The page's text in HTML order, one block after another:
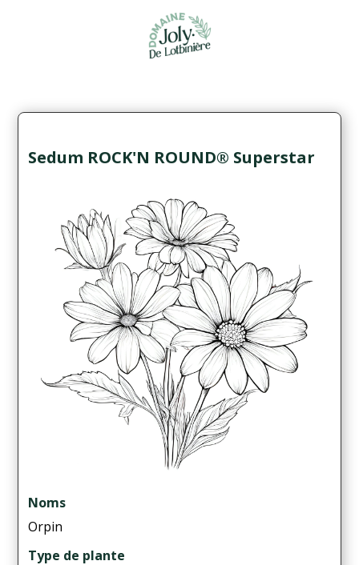
Sedum ROCK'N ROUND® Superstar
Noms
Orpin
Type de plante